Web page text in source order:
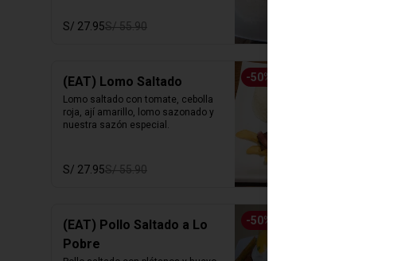
S/ 27.95S/ 55.90
-50%
(EAT) Lomo Saltado
Lomo saltado con tomate, cebolla
roja, ají amarillo, lomo sazonado y
nuestra sazón especial.
S/ 27.95S/ 55.90
-50%
(EAT) Pollo Saltado a Lo
Pobre